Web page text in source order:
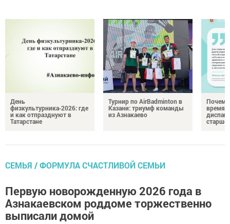
День
физкультурника‑2026: где
и как отпразднуют в
Татарстане
Турнир по AirBadminton в
Казани: триумф команды
из Азнакаево
Почему
время
СЕМЬЯ / ФОРМУЛА СЧАСТЛИВОЙ СЕМЬИ
Первую новорожденную 2026 года в
Азнакаевском роддоме торжественно
выписали домой